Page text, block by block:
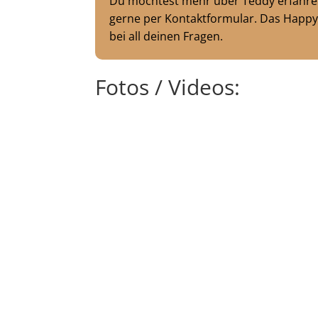
gerne per Kontaktformular. Das
bei all deinen Fragen.
Fotos / Videos: